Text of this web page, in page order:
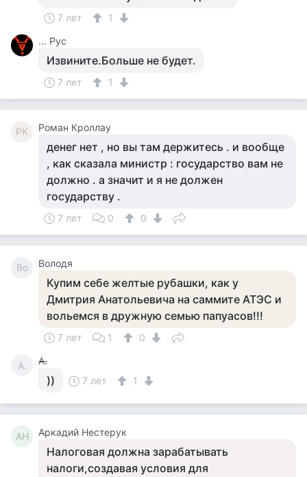
7 лет
1
... Рус
Извините.Больше не будет.
7 лет 1
РК Роман Кроллау
денег нет , но вы там держитесь . и вообще
, как сказала министр : государство вам не
должно . а значит и я не должен
государству .
7 лет 0 0
Во Володя
Купим себе желтые рубашки, как у
Дмитрия Анатольевича на саммите АТЭС и
вольемся в дружную семью папуасов!!!
7 лет 1 0
А. А.
)) 7 лет 1
АН Аркадий Нестерук
Налоговая должна зарабатывать
налоги,создавая условия для